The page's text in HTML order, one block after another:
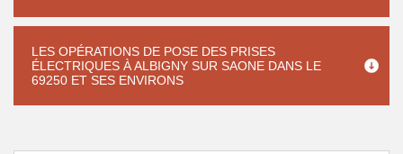
LES OPÉRATIONS DE POSE DES PRISES
ÉLECTRIQUES À ALBIGNY SUR SAONE DANS LE
69250 ET SES ENVIRONS